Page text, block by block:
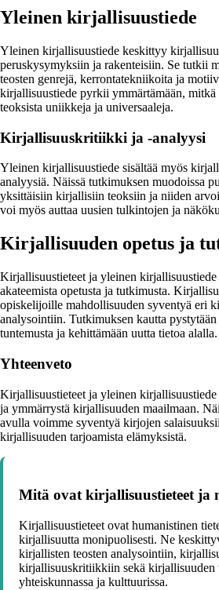
Yleinen kirjallisuustiede
Yleinen kirjallisuustiede keskittyy
peruskysymyksiin ja rakenteisiin. Se tutkii
teosten genrejä, kerrontatekniikoita ja
kirjallisuustiede pyrkii ymmärtämään, mitkä
teoksista uniikkeja ja universaaleja.
Kirjallisuuskritiikki ja -analyysi
Yleinen kirjallisuustiede sisältää myös
analyysiä. Näissä tutkimuksen muodoissa
yksittäisiin kirjallisiin teoksiin ja niiden
voi myös auttaa uusien tulkintojen ja
Kirjallisuuden opetus ja
Kirjallisuustieteet ja yleinen kirjallisuustiede
akateemista opetusta ja tutkimusta.
opiskelijoille mahdollisuuden syventyä eri
analysointiin. Tutkimuksen kautta
tuntemusta ja kehittämään uutta tietoa alalla.
Yhteenveto
Kirjallisuustieteet ja yleinen kirjallisuustiede
ja ymmärrystä kirjallisuuden maailmaan.
avulla voimme syventyä kirjojen
kirjallisuuden tarjoamista elämyksistä.
Mitä ovat kirjallisuustieteet ja
Kirjallisuustieteet ovat humanistinen
kirjallisuutta monipuolisesti. Ne
kirjallisten teosten analysointiin,
kirjallisuuskritiikkiin sekä kirjallisuuden
yhteiskunnassa ja kulttuurissa.